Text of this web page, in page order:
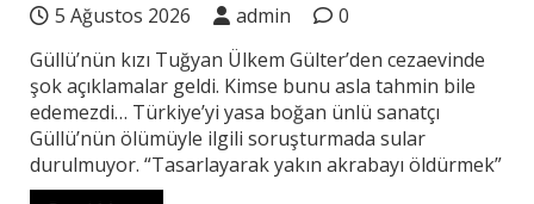
5 Ağustos 2026 admin
0
Güllü’nün kızı Tuğyan Ülkem Gülter’den cezaevinde
şok açıklamalar geldi. Kimse bunu asla tahmin bile
edemezdi… Türkiye’yi yasa boğan ünlü sanatçı
Güllü’nün ölümüyle ilgili soruşturmada sular
durulmuyor. “Tasarlayarak yakın akrabayı öldürmek”